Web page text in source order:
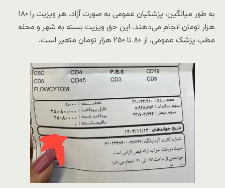
به طور میانگین، پزشکیان عمومی به صورت آزاد، هر ویزیت را ۱۸۰
هزار تومان انجام می‌دهند. این حق ویزیت بسته به شهر و محله
مطب پزشک عمومی، از ۸۰ تا ۲۵۰ هزار تومان متغیر است.